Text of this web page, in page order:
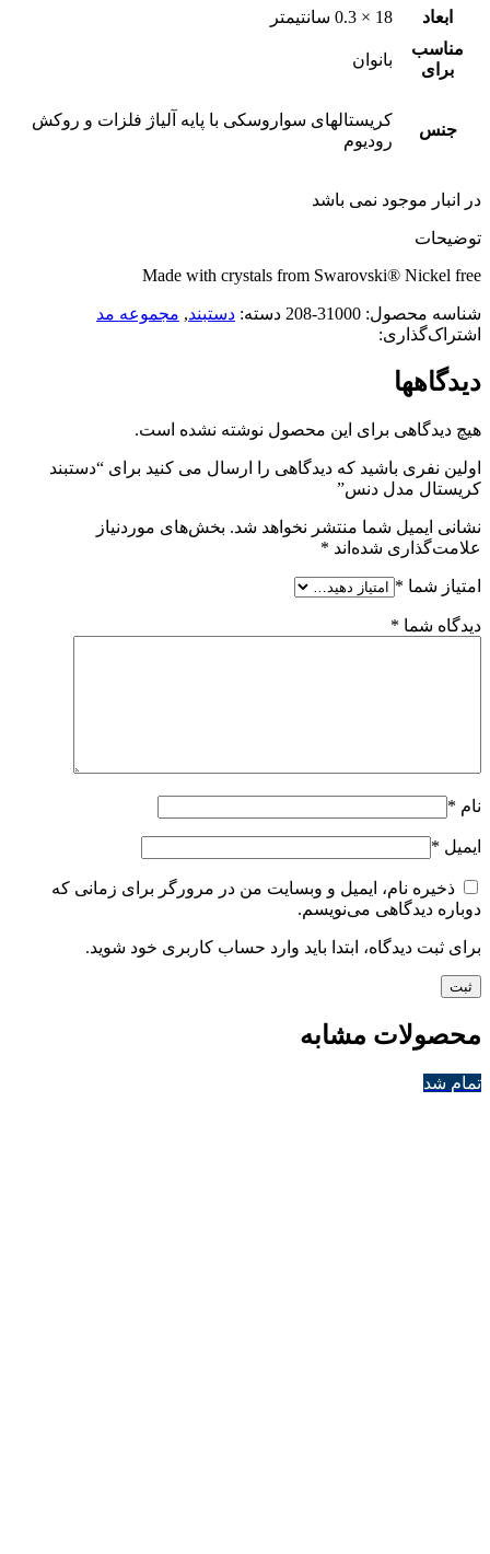
ابعاد
18 × 0.3 سانتیمتر
مناسب
برای
بانوان
جنس
کریستالهای سواروسکی با پایه آلیاژ فلزات و روکش
رودیوم
در انبار موجود نمی باشد
توضیحات
Made with crystals from Swarovski® Nickel free
شناسه محصول: 31000-208 دسته: دستبند, مجموعه مد
اشتراک‌گذاری:
دیدگاهها
هیچ دیدگاهی برای این محصول نوشته نشده است.
اولین نفری باشید که دیدگاهی را ارسال می کنید برای “دستبند
کریستال مدل دنس”
نشانی ایمیل شما منتشر نخواهد شد. بخش‌های موردنیاز
علامت‌گذاری شده‌اند *
امتیاز شما *
دیدگاه شما *
نام *
ایمیل *
ذخیره نام، ایمیل و وبسایت من در مرورگر برای زمانی که
دوباره دیدگاهی می‌نویسم.
برای ثبت دیدگاه، ابتدا باید وارد حساب کاربری خود شوید.
محصولات مشابه
تمام شد